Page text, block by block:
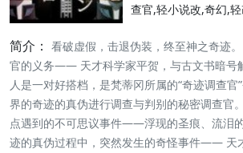
查官,轻小说改,奇幻,
简介： 看破虚假，击退伪装，终至神之奇迹
官的义务—— 天才科学家平贺，与古文书暗号
人是一对好搭档，是梵蒂冈所属的“奇迹调查
界的奇迹的真伪进行调查与判别的秘密调查官
点遇到的不可思议事件——浮现的圣痕、流泪
迹的真伪过程中，突然发生的奇怪事件—— 天